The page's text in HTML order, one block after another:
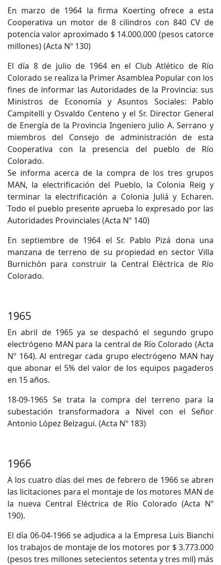
En marzo de 1964 la firma Koerting ofrece a esta
Cooperativa un motor de 8 cilindros con 840 CV de
potencia valor aproximado $ 14.000.000 (pesos catorce
millones) (Acta Nº 130)
El día 8 de julio de 1964 en el Club Atlético de Río
Colorado se realiza la Primer Asamblea Popular con los
fines de informar las Autoridades de la Provincia: sus
Ministros de Economía y Asuntos Sociales: Pablo
Campitelli y Osvaldo Centeno y el Sr. Director General
de Energía de la Provincia Ingeniero julio A. Serrano y
miembros del Consejo de administración de esta
Cooperativa con la presencia del pueblo de Río
Colorado.
Se informa acerca de la compra de los tres grupos
MAN, la electrificación del Pueblo, la Colonia Reig y
terminar la electrificación a Colonia Juliá y Echaren.
Todo el pueblo presente aprueba lo expresado por las
Autoridades Provinciales (Acta Nº 140)
En septiembre de 1964 el Sr. Pablo Pizá dona una
manzana de terreno de su propiedad en sector Villa
Burnichón para construir la Central Eléctrica de Río
Colorado.
1965
En abril de 1965 ya se despachó el segundo grupo
electrógeno MAN para la central de Río Colorado (Acta
Nº 164). Al entregar cada grupo electrógeno MAN hay
que abonar el 5% del valor de los equipos pagaderos
en 15 años.
18-09-1965 Se trata la compra del terreno para la
subestación transformadora a Nivel con el Señor
Antonio López Belzagui. (Acta Nº 183)
1966
A los cuatro días del mes de febrero de 1966 se abren
las licitaciones para el montaje de los motores MAN de
la nueva Central Eléctrica de Río Colorado (Acta Nº
190).
El día 06-04-1966 se adjudica a la Empresa Luis Bianchi
los trabajos de montaje de los motores por $ 3.773.000
(pesos tres millones setecientos setenta y tres mil) más